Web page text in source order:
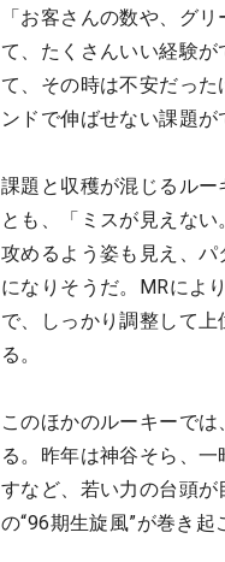
「お客さんの数や、グ
て、たくさんいい経験
て、その時は不安だっ
ンドで伸ばせない課題が
課題と収穫が混じるル
とも、「ミスが見えな
攻めるよう姿も見え、
になりそうだ。MRによ
で、しっかり調整して
る。
このほかのルーキーで
る。昨年は神谷そら、
すなど、若い力の台頭
の“96期生旋風”が巻き起